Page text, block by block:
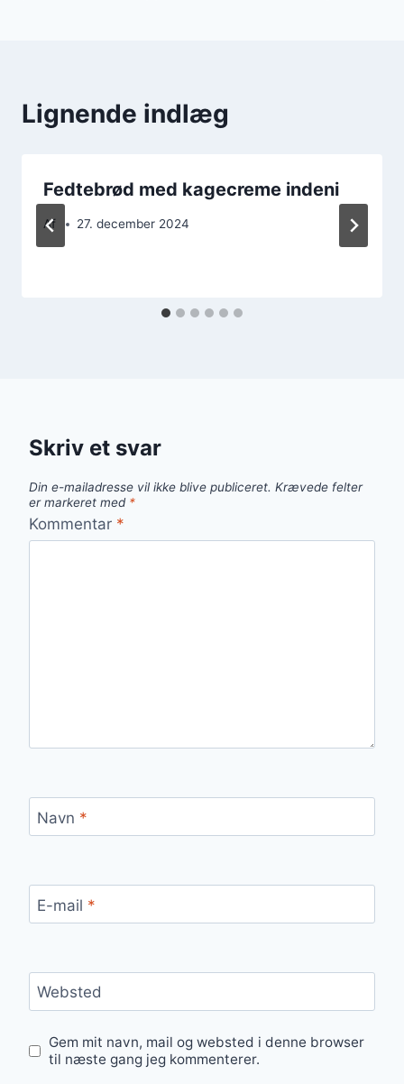
Lignende indlæg
Fedtebrød med kagecreme indeni
Af 27. december 2024
Skriv et svar
Din e-mailadresse vil ikke blive publiceret. Krævede felter
er markeret med *
Kommentar *
Navn *
E-mail *
Websted
Gem mit navn, mail og websted i denne browser
til næste gang jeg kommenterer.